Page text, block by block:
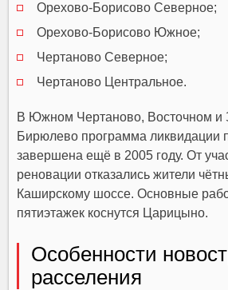
Орехово-Борисово Северное;
Орехово-Борисово Южное;
Чертаново Северное;
Чертаново Центральное.
В Южном Чертаново, Восточном и
Бирюлево программа ликвидации
завершена ещё в 2005 году. От
реновации отказались жители
Каширскому шоссе. Основные
пятиэтажек коснутся Царицыно.
Особенности
расселения